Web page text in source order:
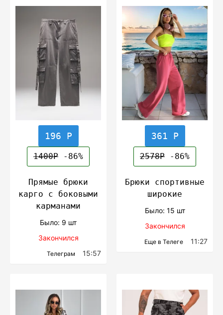
196 Р
1400Р -86%
Прямые брюки
карго с боковыми
карманами
Было: 9 шт
Закончился
Телеграм 15:57
361 Р
2578Р -86%
Брюки спортивные
широкие
Было: 15 шт
Закончился
Еще в Телеге 11:27